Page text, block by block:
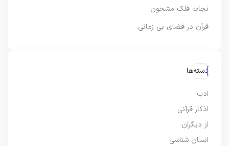
نجات فلک مشحون
قرآن در فضای بی زمانی
دسته‌ها
ادب
اذکار قرآنی
از دیگران
انسان شناسی